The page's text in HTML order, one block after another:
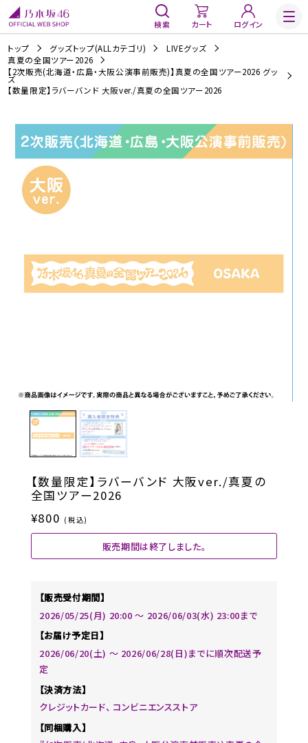
検索 カート ログイン
トップ グッズトップ(ALLカテゴリ)
LIVEグッズ
真夏の全国ツアー2026
【2次販売(北海道・広島・大阪公演事前販売)】真夏の全国ツアー2026 グッ
ズ
【数量限定】ラバーバンド 大阪ver./真夏の全国ツアー2026
【数量限定】ラバーバンド 大阪ver./真夏の
全国ツアー2026
¥800 (税込)
販売期間は終了しました。
【販売受付期間】
2026/05/25(月) 20:00 〜 2026/06/03(水) 23:00まで
【お届け予定日】
2026/06/20(土) 〜 2026/06/28(日)までに順次配送予
定
【決済方法】
クレジットカード、 コンビニエンスストア
【同梱購入】